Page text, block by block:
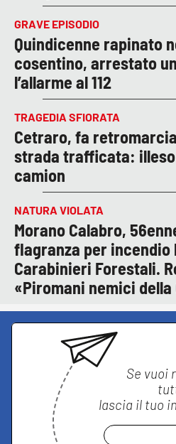
GRAVE EPISODIO
Quindicenne rapinato
cosentino, arrestato
l’allarme al 112
TRAGEDIA SFIORATA
Cetraro, fa
strada trafficata:
camion
NATURA VIOLATA
Morano Calabro,
flagranza per incendio
Carabinieri Forestali.
«Piromani nemici della
Se vuoi
lascia il tuo